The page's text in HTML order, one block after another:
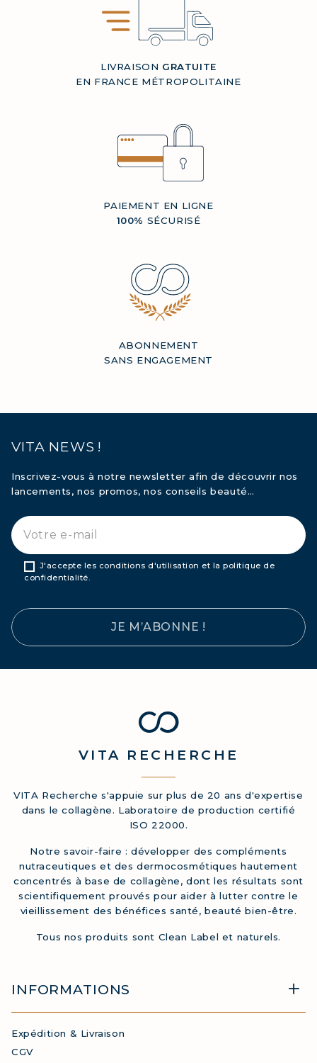
LIVRAISON GRATUITE
EN FRANCE MÉTROPOLITAINE
PAIEMENT EN LIGNE
100% SÉCURISÉ
ABONNEMENT
SANS ENGAGEMENT
VITA NEWS !
Inscrivez-vous à notre newsletter afin de découvrir nos
lancements, nos promos, nos conseils beauté…
J'accepte les conditions d'utilisation et la politique de
confidentialité.
JE M’ABONNE !
VITA RECHERCHE
VITA Recherche s'appuie sur plus de 20 ans d'expertise
dans le collagène. Laboratoire de production certifié
ISO 22000.
Notre savoir-faire : développer des compléments
nutraceutiques et des dermocosmétiques hautement
concentrés à base de collagène, dont les résultats sont
scientifiquement prouvés pour aider à lutter contre le
vieillissement des bénéfices santé, beauté bien-être.
Tous nos produits sont Clean Label et naturels.
INFORMATIONS
Expédition & Livraison
CGV